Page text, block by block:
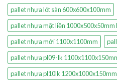
pallet nhựa lót sàn 600x600x100mm
pallet nhựa mặt liền 1000x500x50mm
pallet nhựa mới 1100x1100mm
pallet nhựa pl09-lk
pallet nhựa pl10lk